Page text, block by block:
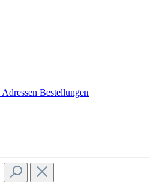
Adressen Bestellungen